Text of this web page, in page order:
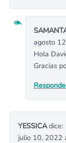
agosto
Hola
Gracias
YESSICAdice:
julio 10, 2022